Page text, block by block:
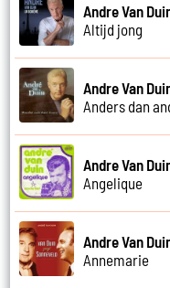
Andre Van
Altijd jong
Andre Van
Anders dan
Andre Van
Angelique
Andre Van
Annemarie